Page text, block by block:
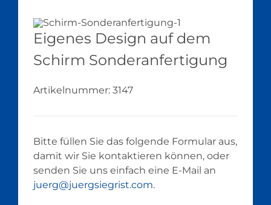
Eigenes Design auf dem
Schirm Sonderanfertigung
Artikelnummer: 3147
Bitte füllen Sie das folgende Formular aus,
damit wir Sie kontaktieren können, oder
senden Sie uns einfach eine E-Mail an
juerg@juergsiegrist.com.